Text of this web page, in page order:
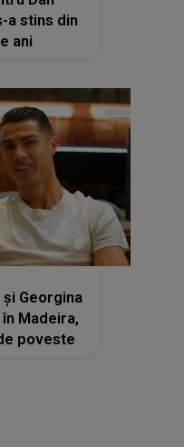
a stins din
ani
Georgina
Madeira,
poveste